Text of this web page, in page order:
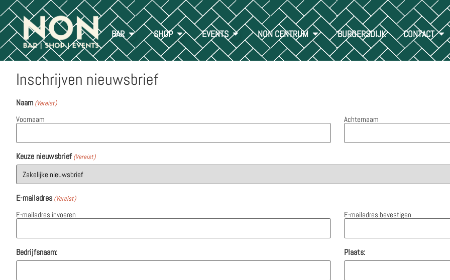
BAR SHOP EVENTS NON CENTRUM BURGERSDIJK CONTACT
Inschrijven nieuwsbrief
Naam (Vereist)
Voornaam Achternaam
Keuze nieuwsbrief (Vereist)
E-mailadres (Vereist)
E-mailadres invoeren E-mailadres bevestigen
Bedrijfsnaam: Plaats: